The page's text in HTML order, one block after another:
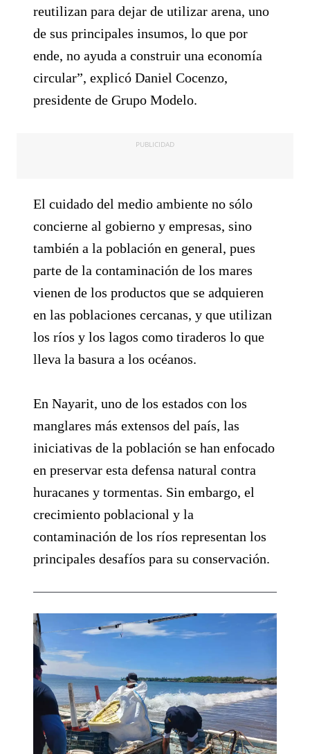
reutilizan para dejar de utilizar arena, uno
de sus principales insumos, lo que por
ende, no ayuda a construir una economía
circular”, explicó Daniel Cocenzo,
presidente de Grupo Modelo.
PUBLICIDAD
El cuidado del medio ambiente no sólo
concierne al gobierno y empresas, sino
también a la población en general, pues
parte de la contaminación de los mares
vienen de los productos que se adquieren
en las poblaciones cercanas, y que utilizan
los ríos y los lagos como tiraderos lo que
lleva la basura a los océanos.
En Nayarit, uno de los estados con los
manglares más extensos del país, las
iniciativas de la población se han enfocado
en preservar esta defensa natural contra
huracanes y tormentas. Sin embargo, el
crecimiento poblacional y la
contaminación de los ríos representan los
principales desafíos para su conservación.